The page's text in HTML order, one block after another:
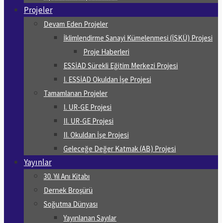
Projeler
Devam Eden Projeler
İklimlendirme Sanayi Kümelenmesi (İSKÜ) Projesi
Proje Haberleri
ESSİAD Sürekli Eğitim Merkezi Projesi
I. ESSİAD Okuldan İşe Projesi
Tamamlanan Projeler
I. UR-GE Projesi
II. UR-GE Projesi
II. Okuldan İşe Projesi
Geleceğe Değer Katmak (AB) Projesi
Yayınlar
30. Yıl Anı Kitabı
Dernek Broşürü
Soğutma Dünyası
Yayınlanan Sayılar